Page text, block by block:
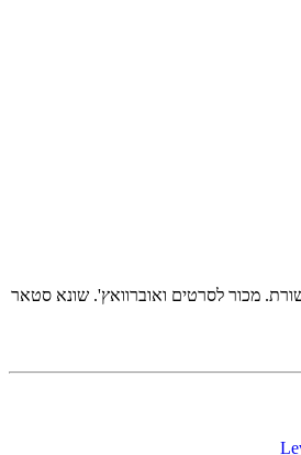
מכור לסרטים ואוברוואץ'. שונא סטאר